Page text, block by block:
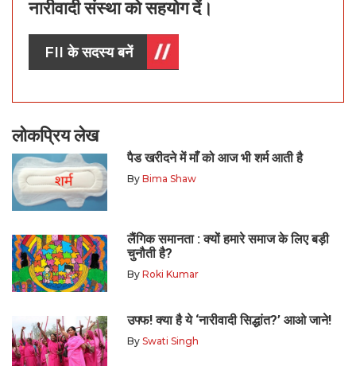
नारीवादी संस्था को सहयोग दें।
FII के सदस्य बनें
लोकप्रिय लेख
पैड खरीदने में माँ को आज भी शर्म आती है
By Bima Shaw
लैंगिक समानता : क्यों हमारे समाज के लिए बड़ी
चुनौती है?
By Roki Kumar
उफ्फ! क्या है ये ‘नारीवादी सिद्धांत?’ आओ जाने!
By Swati Singh